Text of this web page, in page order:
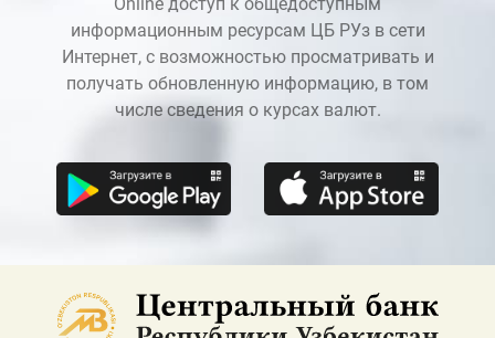
Online доступ к общедоступным
информационным ресурсам ЦБ РУз в сети
Интернет, с возможностью просматривать и
получать обновленную информацию, в том
числе сведения о курсах валют.